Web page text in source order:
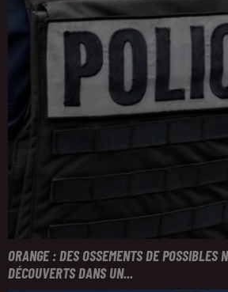
ORANGE : DES OSSEMENTS DE POSSIBLES
DÉCOUVERTS DANS UN...